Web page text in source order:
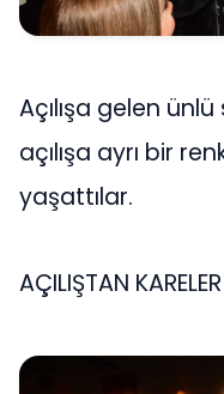
Açılışa gelen
açılışa ayrı bir
yaşattılar.
AÇILIŞTAN KARELER